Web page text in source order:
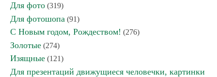
Для фото (319)
Для фотошопа (91)
С Новым годом, Рождеством! (276)
Золотые (274)
Изящные (121)
Для презентаций движущиеся человечки, картинки